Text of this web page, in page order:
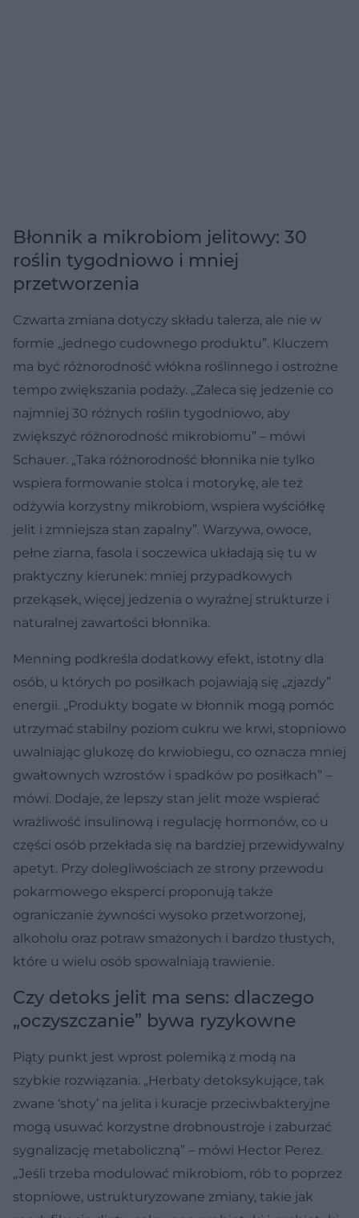
Błonnik a mikrobiom jelitowy: 30
roślin tygodniowo i mniej
przetworzenia
Czwarta zmiana dotyczy składu talerza, ale nie w
formie „jednego cudownego produktu”. Kluczem
ma być różnorodność włókna roślinnego i ostrożne
tempo zwiększania podaży. „Zaleca się jedzenie co
najmniej 30 różnych roślin tygodniowo, aby
zwiększyć różnorodność mikrobiomu” – mówi
Schauer. „Taka różnorodność błonnika nie tylko
wspiera formowanie stolca i motorykę, ale też
odżywia korzystny mikrobiom, wspiera wyściółkę
jelit i zmniejsza stan zapalny”. Warzywa, owoce,
pełne ziarna, fasola i soczewica układają się tu w
praktyczny kierunek: mniej przypadkowych
przekąsek, więcej jedzenia o wyraźnej strukturze i
naturalnej zawartości błonnika.
Menning podkreśla dodatkowy efekt, istotny dla
osób, u których po posiłkach pojawiają się „zjazdy”
energii. „Produkty bogate w błonnik mogą pomóc
utrzymać stabilny poziom cukru we krwi, stopniowo
uwalniając glukozę do krwiobiegu, co oznacza mniej
gwałtownych wzrostów i spadków po posiłkach” –
mówi. Dodaje, że lepszy stan jelit może wspierać
wrażliwość insulinową i regulację hormonów, co u
części osób przekłada się na bardziej przewidywalny
apetyt. Przy dolegliwościach ze strony przewodu
pokarmowego eksperci proponują także
ograniczanie żywności wysoko przetworzonej,
alkoholu oraz potraw smażonych i bardzo tłustych,
które u wielu osób spowalniają trawienie.
Czy detoks jelit ma sens: dlaczego
„oczyszczanie” bywa ryzykowne
Piąty punkt jest wprost polemiką z modą na
szybkie rozwiązania. „Herbaty detoksykujące, tak
zwane ‘shoty’ na jelita i kuracje przeciwbakteryjne
mogą usuwać korzystne drobnoustroje i zaburzać
sygnalizację metaboliczną” – mówi Hector Perez.
„Jeśli trzeba modulować mikrobiom, rób to poprzez
stopniowe, ustrukturyzowane zmiany, takie jak